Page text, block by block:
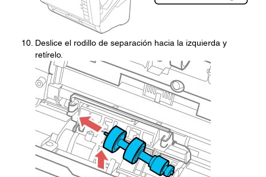
Deslice el rodillo de separación hacia la izquierda y
retírelo.